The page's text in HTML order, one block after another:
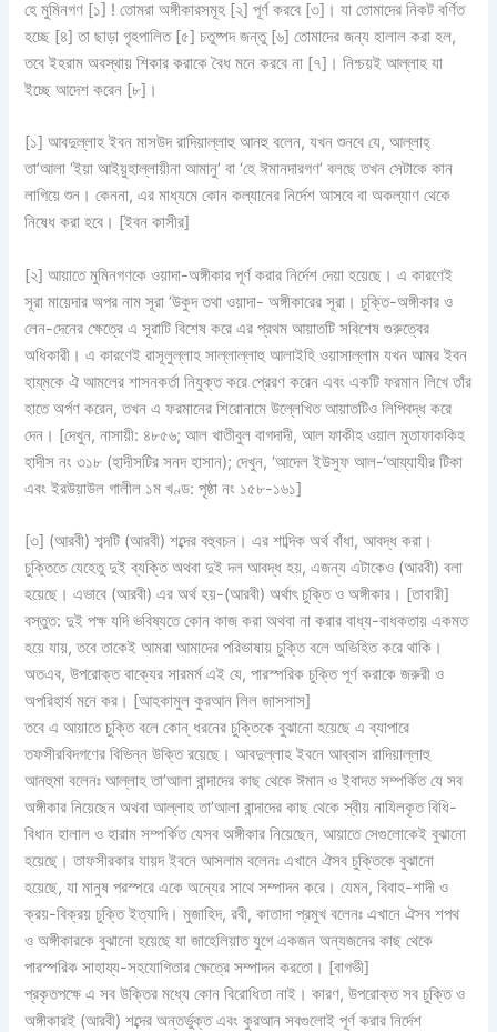
হে মুমিনগণ [১] ! তোমরা অঙ্গীকারসমূহ [২] পূর্ণ করবে [৩]। যা তোমাদের নিকট বর্ণিত
হচ্ছে [৪] তা ছাড়া গৃহপালিত [৫] চতুষ্পদ জন্তু [৬] তোমাদের জন্য হালাল করা হল,
তবে ইহরাম অবস্থায় শিকার করাকে বৈধ মনে করবে না [৭]। নিশ্চয়ই আল্লাহ যা
ইচ্ছে আদেশ করেন [৮]।
[১] আবদুল্লাহ ইবন মাসউদ রাদিয়াল্লাহু আনহু বলেন, যখন শুনবে যে, আল্লাহ্
তা’আলা ‘ইয়া আইয়ুহাল্লায়ীনা আমানু’ বা ‘হে ঈমানদারগণ’ বলছে তখন সেটাকে কান
লাগিয়ে শুন। কেননা, এর মাধ্যমে কোন কল্যানের নির্দেশ আসবে বা অকল্যাণ থেকে
নিষেধ করা হবে। [ইবন কাসীর]
[২] আয়াতে মুমিনগণকে ওয়াদা-অঙ্গীকার পূর্ণ করার নির্দেশ দেয়া হয়েছে। এ কারণেই
সূরা মায়েদার অপর নাম সূরা ‘উকুদ তথা ওয়াদা- অঙ্গীকারের সূরা। চুক্তি-অঙ্গীকার ও
লেন-দেনের ক্ষেত্রে এ সূরাটি বিশেষ করে এর প্রথম আয়াতটি সবিশেষ গুরুত্বের
অধিকারী। এ কারণেই রাসূলুল্লাহ সাল্লাল্লাহু আলাইহি ওয়াসাল্লাম যখন আমর ইবন
হায্‌মকে ঐ আমলের শাসনকর্তা নিযুক্ত করে প্রেরণ করেন এবং একটি ফরমান লিখে তাঁর
হাতে অর্পণ করেন, তখন এ ফরমানের শিরোনামে উল্লেখিত আয়াতটিও লিপিবদ্ধ করে
দেন। [দেখুন, নাসায়ী: ৪৮৫৬; আল খাতীবুল বাগদাদী, আল ফাকীহ ওয়াল মুতাফাককিহ
হাদীস নং ৩১৮ (হাদীসটির সনদ হাসান); দেখুন, ‘আদেল ইউসুফ আল-‘আয্‌যাযীর টিকা
এবং ইরউয়াউল গালীল ১ম খণ্ড: পৃষ্ঠা নং ১৫৮-১৬১]
[৩] (আরবী) শব্দটি (আরবী) শব্দের বহুবচন। এর শাব্দিক অর্থ বাঁধা, আবদ্ধ করা।
চুক্তিতে যেহেতু দুই ব্যক্তি অথবা দুই দল আবদ্ধ হয়, এজন্য এটাকেও (আরবী) বলা
হয়েছে। এভাবে (আরবী) এর অর্থ হয়-(আরবী) অর্থাৎ চুক্তি ও অঙ্গীকার। [তাবারী]
বস্তুত: দুই পক্ষ যদি ভবিষ্যতে কোন কাজ করা অথবা না করার বাধ্য-বাধকতায় একমত
হয়ে যায়, তবে তাকেই আমরা আমাদের পরিভাষায় চুক্তি বলে অভিহিত করে থাকি।
অতএব, উপরোক্ত বাক্যের সারমর্ম এই যে, পারস্পরিক চুক্তি পূর্ণ করাকে জরুরী ও
অপরিহার্য মনে কর। [আহকামুল কুরআন লিল জাসসাস]
তবে এ আয়াতে চুক্তি বলে কোন্‌ ধরনের চুক্তিকে বুঝানো হয়েছে এ ব্যাপারে
তফসীরবিদগণের বিভিন্ন উক্তি রয়েছে। আবদুল্লাহ ইবনে আব্বাস রাদিয়াল্লাহু
আনহুমা বলেনঃ আল্লাহ তা’আলা বান্দাদের কাছ থেকে ঈমান ও ইবাদত সম্পর্কিত যে সব
অঙ্গীকার নিয়েছেন অথবা আল্লাহ তা’আলা বান্দাদের কাছ থেকে স্বীয় নাযিলকৃত বিধি-
বিধান হালাল ও হারাম সম্পর্কিত যেসব অঙ্গীকার নিয়েছেন, আয়াতে সেগুলোকেই বুঝানো
হয়েছে। তাফসীরকার যায়দ ইবনে আসলাম বলেনঃ এখানে ঐসব চুক্তিকে বুঝানো
হয়েছে, যা মানুষ পরস্পরে একে অন্যের সাথে সম্পাদন করে। যেমন, বিবাহ-শাদী ও
ক্রয়-বিক্রয় চুক্তি ইত্যাদি। মুজাহিদ, রবী, কাতাদা প্রমুখ বলেনঃ এখানে ঐসব শপথ
ও অঙ্গীকারকে বুঝানো হয়েছে যা জাহেলিয়াত যুগে একজন অন্যজনের কাছ থেকে
পারস্পরিক সাহায্য-সহযোগিতার ক্ষেত্রে সম্পাদন করতো। [বাগভী]
প্রকৃতপক্ষে এ সব উক্তির মধ্যে কোন বিরোধিতা নাই। কারণ, উপরোক্ত সব চুক্তি ও
অঙ্গীকারই (আরবী) শব্দের অন্তর্ভুক্ত এবং কুরআন সবগুলোই পূর্ণ করার নির্দেশ